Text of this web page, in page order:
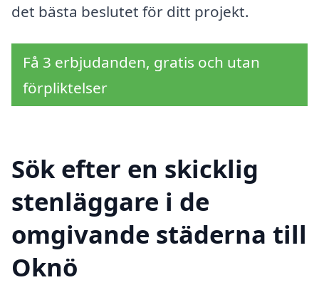
det bästa beslutet för ditt projekt.
Få 3 erbjudanden, gratis och utan
förpliktelser
Sök efter en skicklig
stenläggare i de
omgivande städerna till
Oknö